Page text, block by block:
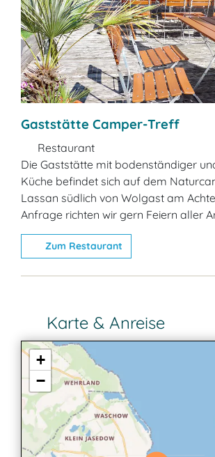
Gaststätte Camper-Treff
Restaurant
Die Gaststätte mit bodenständiger
Küche befindet sich auf dem
Lassan südlich von Wolgast am
Anfrage richten wir gern Feiern aller
Zum Restaurant
Karte & Anreise
+
−